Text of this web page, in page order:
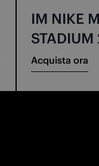
IM NIKE
Acquista ora